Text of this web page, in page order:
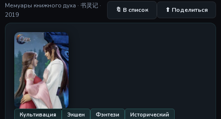
09 May 2026
Серия 10
Серия 10
09 May 2026
Серия 11
Серия 11
09 May 2026
Мемуары книжного духа · 书灵记 ·
2019
🔖 В список ⬆ Поделиться
Культивация Экшен Фэнтези
Исторический